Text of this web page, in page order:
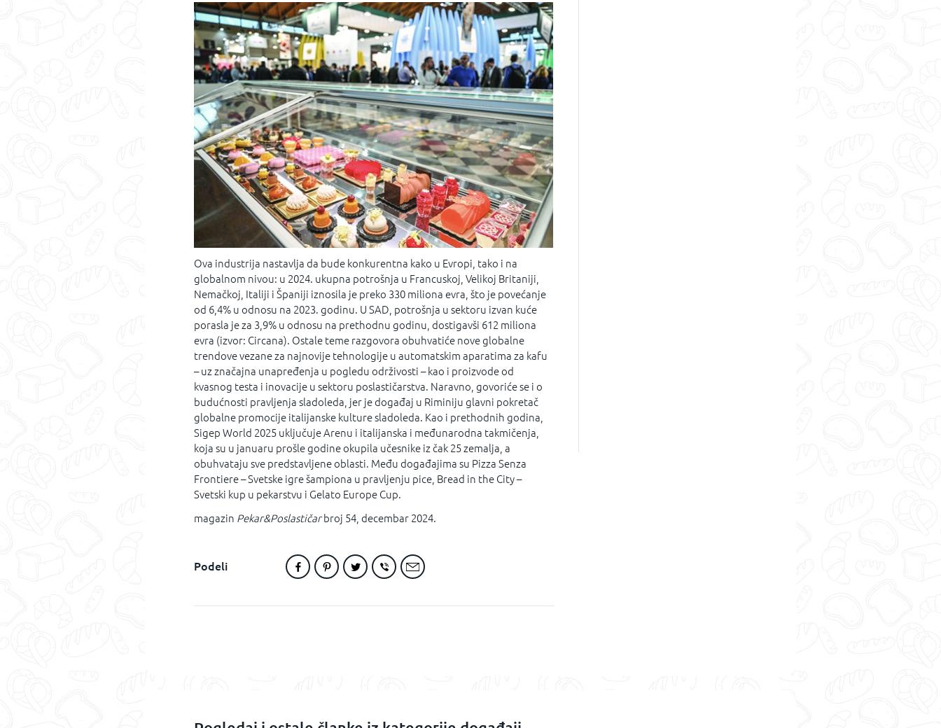
Ova industrija nastavlja da bude konkurentna kako u Evropi, tako i na
globalnom nivou: u 2024. ukupna potrošnja u Francuskoj, Velikoj Britaniji,
Nemačkoj, Italiji i Španiji iznosila je preko 330 miliona evra, što je povećanje
od 6,4% u odnosu na 2023. godinu. U SAD, potrošnja u sektoru izvan kuće
porasla je za 3,9% u odnosu na prethodnu godinu, dostigavši 612 miliona
evra (izvor: Circana). Ostale teme razgovora obuhvatiće nove globalne
trendove vezane za najnovije tehnologije u automatskim aparatima za kafu
– uz značajna unapređenja u pogledu održivosti – kao i proizvode od
kvasnog testa i inovacije u sektoru poslastičarstva. Naravno, govoriće se i o
budućnosti pravljenja sladoleda, jer je događaj u Riminiju glavni pokretač
globalne promocije italijanske kulture sladoleda. Kao i prethodnih godina,
Sigep World 2025 uključuje Arenu i italijanska i međunarodna takmičenja,
koja su u januaru prošle godine okupila učesnike iz čak 25 zemalja, a
obuhvataju sve predstavljene oblasti. Među događajima su Pizza Senza
Frontiere – Svetske igre šampiona u pravljenju pice, Bread in the City –
Svetski kup u pekarstvu i Gelato Europe Cup.
magazin Pekar&Poslastičarbroj 54, decembar 2024.
Podeli